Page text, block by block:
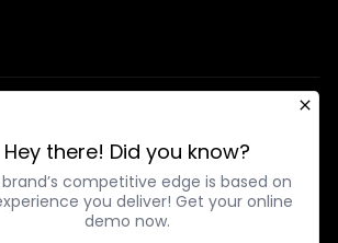
Hey there! Did you know?
competitive edge is based on
you deliver! Get your online
demo now.